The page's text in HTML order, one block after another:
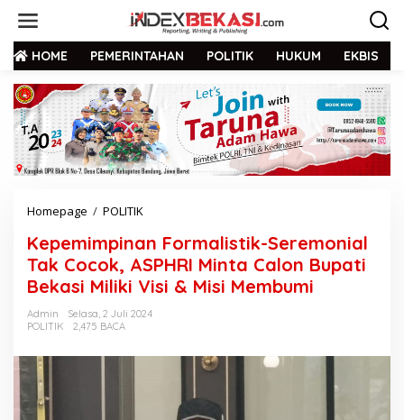
HOME PEMERINTAHAN POLITIK HUKUM EKBIS
Homepage / POLITIK
Kepemimpinan Formalistik-Seremonial
Tak Cocok, ASPHRI Minta Calon Bupati
Bekasi Miliki Visi & Misi Membumi
Admin
Selasa, 2 Juli 2024
POLITIK
2,475 BACA